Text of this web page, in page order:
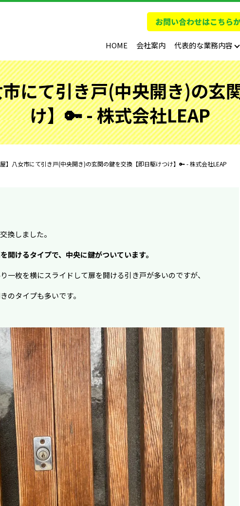
HOME 会社案内 代表的な業務内容
にて引き戸(中央開き)の玄
け】🔑 - 株式会社LEAP
】八女市にて引き戸(中央開き)の玄関の鍵を交換【即日駆けつけ】🔑 - 株式会社LEAP
換しました。
開けるタイプで、中央に鍵がついています。
一枚を横にスライドして扉を開ける引き戸が多いのですが、
のタイプも多いです。